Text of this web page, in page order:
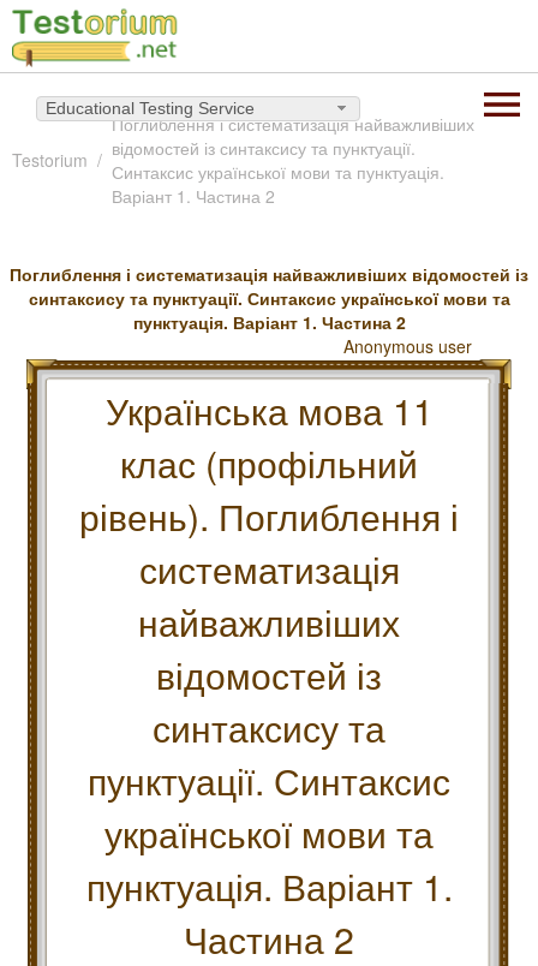
Educational Testing Service
Testorium
Поглиблення і систематизація найважливіших
відомостей із синтаксису та пунктуації.
Синтаксис української мови та пунктуація.
Варіант 1. Частина 2
Поглиблення і систематизація найважливіших відомостей із
синтаксису та пунктуації. Синтаксис української мови та
пунктуація. Варіант 1. Частина 2
Anonymous user
Українська мова 11
клас (профільний
рівень). Поглиблення і
систематизація
найважливіших
відомостей із
синтаксису та
пунктуації. Синтаксис
української мови та
пунктуація. Варіант 1.
Частина 2